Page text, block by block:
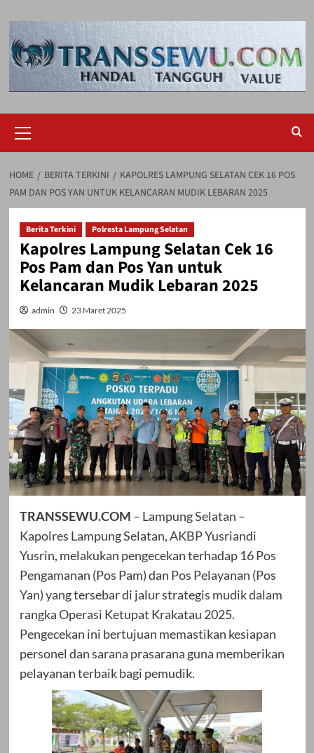
to
content
Menu
HOME BERITA TERKINI
KAPOLRES LAMPUNG SELATAN CEK 16 POS
PAM DAN POS YAN UNTUK KELANCARAN MUDIK LEBARAN 2025
Berita Terkini Polresta Lampung Selatan
Kapolres Lampung Selatan Cek 16
Pos Pam dan Pos Yan untuk
Kelancaran Mudik Lebaran 2025
admin 23 Maret 2025
TRANSSEWU.COM – Lampung Selatan –
Kapolres Lampung Selatan, AKBP Yusriandi
Yusrin, melakukan pengecekan terhadap 16 Pos
Pengamanan (Pos Pam) dan Pos Pelayanan (Pos
Yan) yang tersebar di jalur strategis mudik dalam
rangka Operasi Ketupat Krakatau 2025.
Pengecekan ini bertujuan memastikan kesiapan
personel dan sarana prasarana guna memberikan
pelayanan terbaik bagi pemudik.